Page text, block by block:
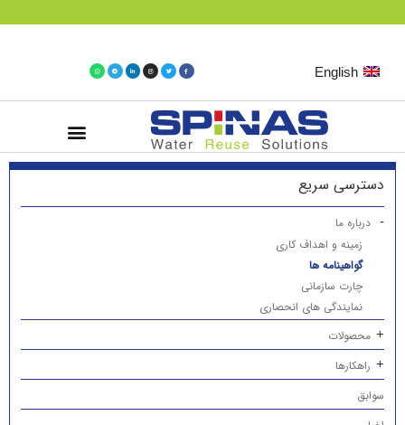
English
دسترسی سریع
درباره ما
زمینه و اهداف کاری
گواهینامه ها
چارت سازمانی
نمایندگی های انحصاری
محصولات
راهکارها
سوابق